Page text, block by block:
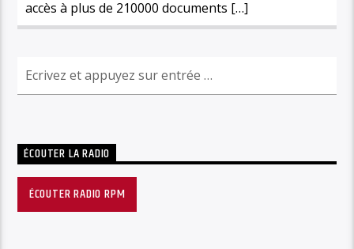
accès à plus de 210000 documents […]
ÉCOUTER LA RADIO
ÉCOUTER RADIO RPM